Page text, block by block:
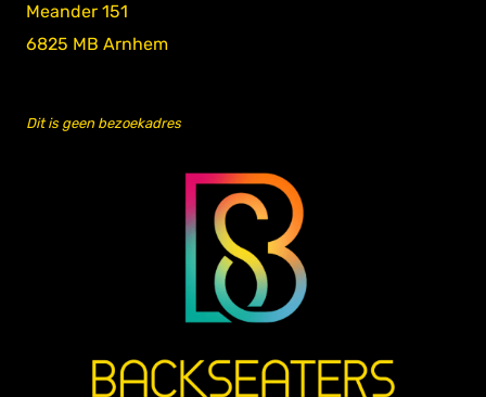
Meander 151
6825 MB Arnhem
Dit is geen bezoekadres